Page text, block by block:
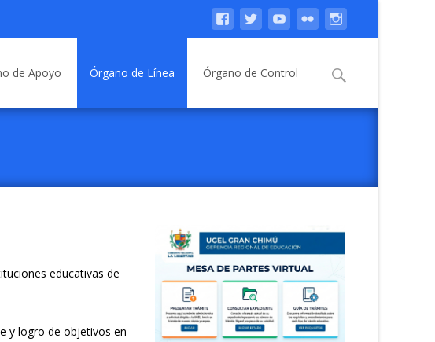
de Apoyo Órgano de Línea Órgano de Control Buscar:
educativas de
y logro de objetivos en